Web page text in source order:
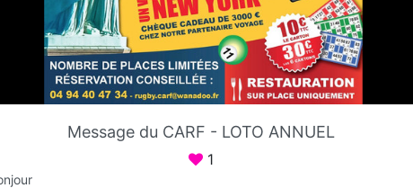
Favori Contacter
Sur rendez-vous jusqu'à 20:00
Message du CARF - LOTO ANNUEL
1